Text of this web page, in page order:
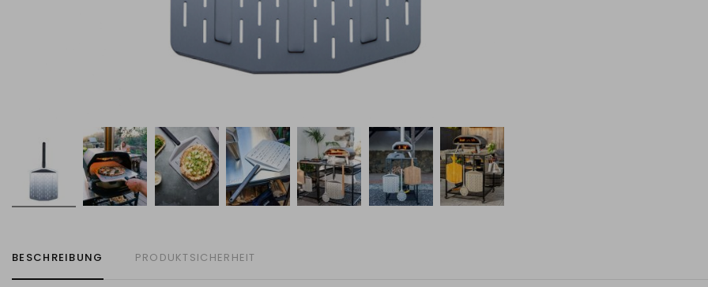
BESCHREIBUNG PRODUKTSICHERHEIT